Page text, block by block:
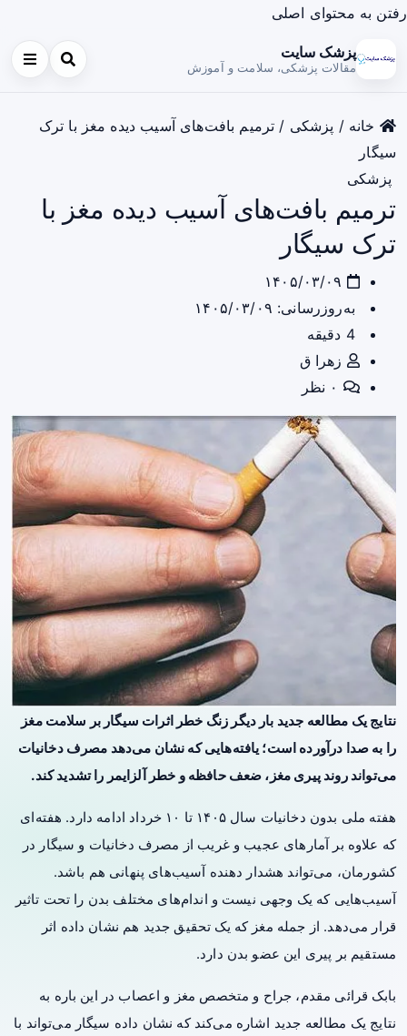
رفتن به محتوای اصلی
پزشک سایت
مقالات پزشکی، سلامت و آموزش
خانه / پزشکی / ترمیم بافت‌های آسیب دیده مغز با ترک
سیگار
پزشکی
ترمیم بافت‌های آسیب دیده مغز با
ترک سیگار
به‌روزرسانی: ۱۴۰۵/۰۳/۰۹
4 دقیقه
زهرا ق
نتایج یک مطالعه جدید بار دیگر زنگ خطر اثرات سیگار بر سلامت مغز
را به صدا درآورده است؛ یافته‌هایی که نشان می‌دهد مصرف دخانیات
می‌تواند روند پیری مغز، ضعف حافظه و خطر آلزایمر را تشدید کند.
هفته ملی بدون دخانیات سال ۱۴۰۵ تا ۱۰ خرداد ادامه دارد. هفته‌ای
که علاوه بر آمارهای عجیب و غریب از مصرف دخانیات و سیگار در
کشورمان، می‌تواند هشدار دهنده آسیب‌های پنهانی هم باشد.
آسیب‌هایی که یک وجهی نیست و اندام‌های مختلف بدن را تحت تاثیر
قرار می‌دهد. از جمله مغز که یک تحقیق جدید هم نشان داده اثر
مستقیم بر پیری این عضو بدن دارد.
بابک قرائی مقدم، جراح و متخصص مغز و اعصاب در این باره به
نتایج یک مطالعه جدید اشاره می‌کند که نشان داده سیگار می‌تواند با